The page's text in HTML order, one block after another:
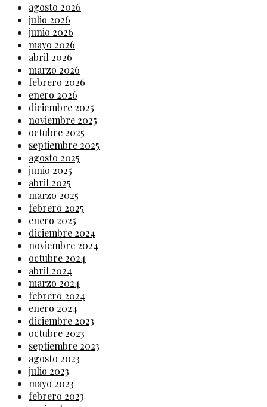
agosto 2026
julio 2026
junio 2026
mayo 2026
abril 2026
marzo 2026
febrero 2026
enero 2026
diciembre 2025
noviembre 2025
octubre 2025
septiembre 2025
agosto 2025
junio 2025
abril 2025
marzo 2025
febrero 2025
enero 2025
diciembre 2024
noviembre 2024
octubre 2024
abril 2024
marzo 2024
febrero 2024
enero 2024
diciembre 2023
octubre 2023
septiembre 2023
agosto 2023
julio 2023
mayo 2023
febrero 2023